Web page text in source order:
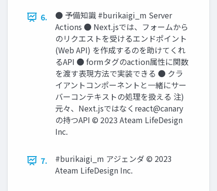
6.
● 予備知識 #burikaigi_m Server
Actions ● Next.jsでは、フォームから
のリクエストを受けるエンドポイント
(Web API) を作成するのを助けてくれ
るAPI ● formタグのaction属性に関数
を渡す表現⽅法で実装できる ● クラ
イアントコンポーネントと⼀緒にサー
バーコンテキストの処理を扱える 注)
元々、Next.jsではなくreact@canary
の持つAPI © 2023 Ateam LifeDesign
Inc.
7.
#burikaigi_m アジェンダ © 2023
Ateam LifeDesign Inc.